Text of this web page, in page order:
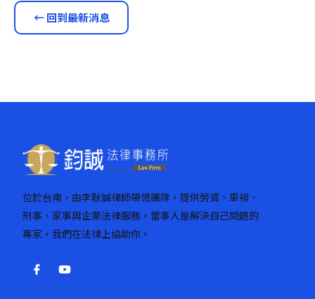
← 回到最新消息
位於台南，由李耿誠律師帶領團隊，提供勞資、車禍、
刑事、家事與企業法律服務。當事人是解決自己問題的
專家，我們在法律上協助你。